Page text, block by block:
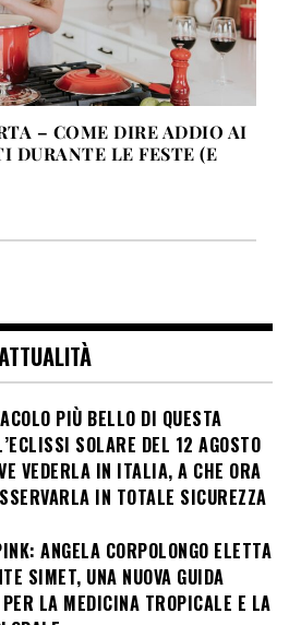
– COME DIRE ADDIO AI
DURANTE LE FESTE (E
PIÙ BELLO DI QUESTA
SOLARE DEL 12 AGOSTO
VEDERLA IN ITALIA, A CHE ORA
IN TOTALE SICUREZZA
ANGELA CORPOLONGO ELETTA
SIMET, UNA NUOVA GUIDA
LA MEDICINA TROPICALE E LA